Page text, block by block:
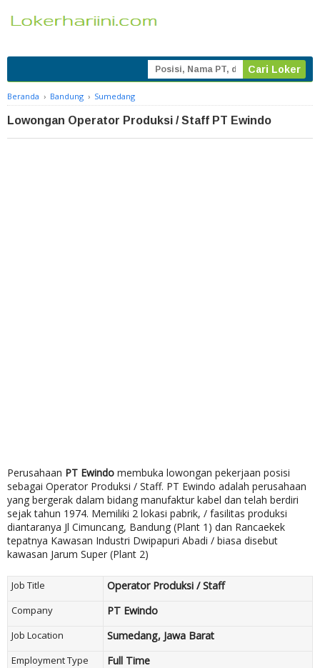
Beranda › Bandung › Sumedang
Lowongan Operator Produksi / Staff PT Ewindo
Perusahaan PT Ewindo membuka lowongan pekerjaan posisi
sebagai Operator Produksi / Staff. PT Ewindo adalah perusahaan
yang bergerak dalam bidang manufaktur kabel dan telah berdiri
sejak tahun 1974. Memiliki 2 lokasi pabrik, / fasilitas produksi
diantaranya Jl Cimuncang, Bandung (Plant 1) dan Rancaekek
tepatnya Kawasan Industri Dwipapuri Abadi / biasa disebut
kawasan Jarum Super (Plant 2)
Job Title Operator Produksi / Staff
Company PT Ewindo
Job Location Sumedang, Jawa Barat
Employment Type Full Time